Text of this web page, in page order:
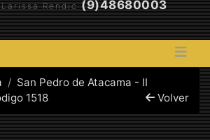
Larissa Rendic (9)48680003
San Pedro de Atacama - II
1518 Volver